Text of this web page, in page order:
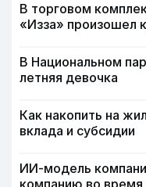
В торговом
«Изза» произошел
В Национальном
летняя девочка
Как накопить на
вклада и субсидии
ИИ-модель